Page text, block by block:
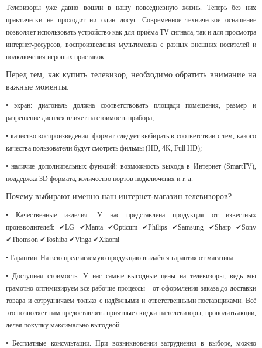
Телевизоры уже давно вошли в нашу повседневную жизнь. Теперь без них
практически не проходит ни один досуг. Современное техническое оснащение
позволяет использовать устройство как для приёма TV-сигнала, так и для просмотра
интернет-ресурсов, воспроизведения мультимедиа с разных внешних носителей и
подключения игровых приставок.
Перед тем, как купить телевизор, необходимо обратить внимание на
важные моменты:
• экран: диагональ должна соответствовать площади помещения, размер и
разрешение дисплея влияет на стоимость прибора;
• качество воспроизведения: формат следует выбирать в соответствии с тем, какого
качества пользователи будут смотреть фильмы (HD, 4K, Full HD);
• наличие дополнительных функций: возможность выхода в Интернет (SmartTV),
поддержка 3D формата, количество портов подключения и т. д.
Почему выбирают именно наш интернет-магазин телевизоров?
• Качественные изделия. У нас представлена продукция от известных
производителей: ✔LG ✔Manta ✔Opticum ✔Philips ✔Samsung ✔Sharp ✔Sony
✔Thomson ✔Toshiba ✔Vinga ✔Xiaomi
• Гарантии. На всю предлагаемую продукцию выдаётся гарантия от магазина.
• Доступная стоимость. У нас самые выгодные цены на телевизоры, ведь мы
грамотно оптимизируем все рабочие процессы – от оформления заказа до доставки
товара и сотрудничаем только с надёжными и ответственными поставщиками. Всё
это позволяет нам предоставлять приятные скидки на телевизоры, проводить акции,
делая покупку максимально выгодной.
• Бесплатные консультации. При возникновении затруднения в выборе, можно